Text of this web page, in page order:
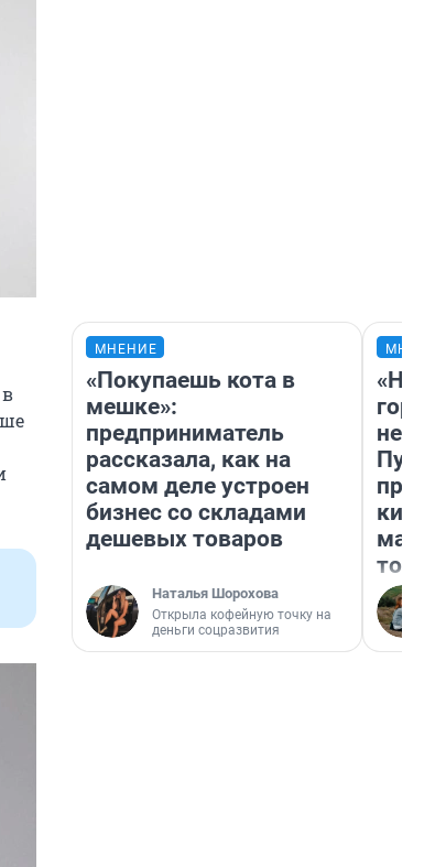
МНЕНИЕ
«Покупаешь кота в
мешке»:
предприниматель
рассказала, как на
самом деле устроен
бизнес со складами
дешевых товаров
Наталья Шорохова
Открыла кофейную точку на
деньги соцразвития
«Нет
того